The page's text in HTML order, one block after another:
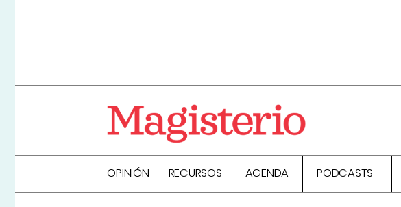
OPINIÓN RECURSOS AGENDA PODCASTS